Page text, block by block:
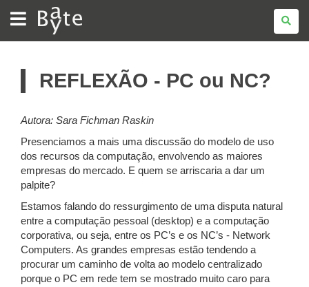
BATE
BYTE
REFLEXÃO - PC ou NC?
Autora: Sara Fichman Raskin
Presenciamos a mais uma discussão do modelo de uso
dos recursos da computação, envolvendo as maiores
empresas do mercado. E quem se arriscaria a dar um
palpite?
Estamos falando do ressurgimento de uma disputa natural
entre a computação pessoal (desktop) e a computação
corporativa, ou seja, entre os PC’s e os NC’s - Network
Computers. As grandes empresas estão tendendo a
procurar um caminho de volta ao modelo centralizado
porque o PC em rede tem se mostrado muito caro para